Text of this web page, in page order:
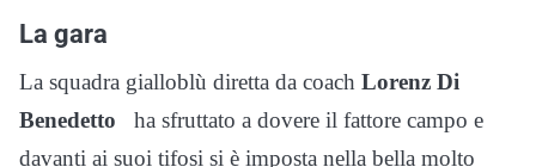
La gara
La squadra gialloblù diretta da coach Lorenz Di
Benedetto ha sfruttato a dovere il fattore campo e
davanti ai suoi tifosi si è imposta nella bella molto